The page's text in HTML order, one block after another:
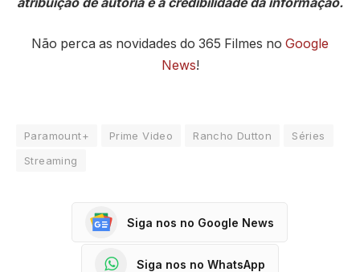
Não perca as novidades do 365 Filmes no Google
News!
Paramount+ Prime Video Rancho Dutton
Séries
Streaming
Siga nos no Google News
Siga nos no WhatsApp